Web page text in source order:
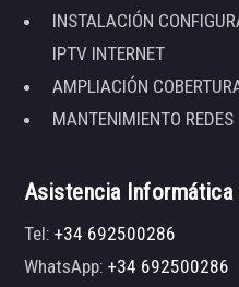
INSTALACIÓN
IPTV INTERNET
AMPLIACIÓN
MANTENIMIENTO REDES
Asistencia Informática
Tel:+34 692500286
WhatsApp:+34 692500286